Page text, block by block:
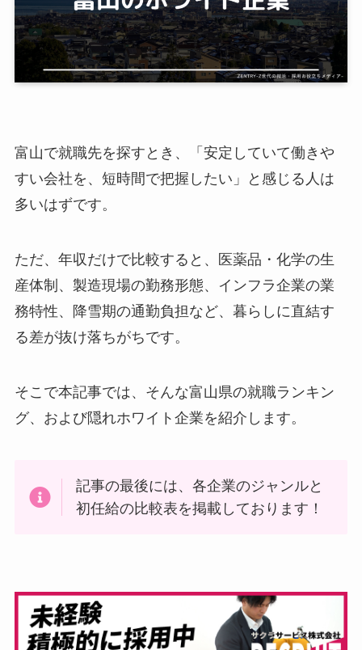
富山で就職先を探すとき、「安定していて働きや
すい会社を、短時間で把握したい」と感じる人は
多いはずです。
ただ、年収だけで比較すると、医薬品・化学の生
産体制、製造現場の勤務形態、インフラ企業の業
務特性、降雪期の通勤負担など、暮らしに直結す
る差が抜け落ちがちです。
そこで本記事では、そんな富山県の就職ランキン
グ、および隠れホワイト企業を紹介します。
記事の最後には、各企業のジャンルと
初任給の比較表を掲載しております！